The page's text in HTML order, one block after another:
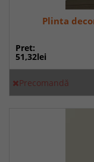
Plinta
Pret:
51,32lei
Precomandă